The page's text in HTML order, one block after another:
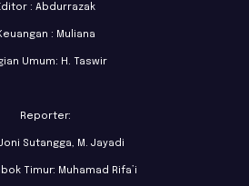
: Abdurrazak
: Muliana
Umum: H. Taswir
Reporter:
Sutangga, M. Jayadi
Timur: Muhamad Rifa’i